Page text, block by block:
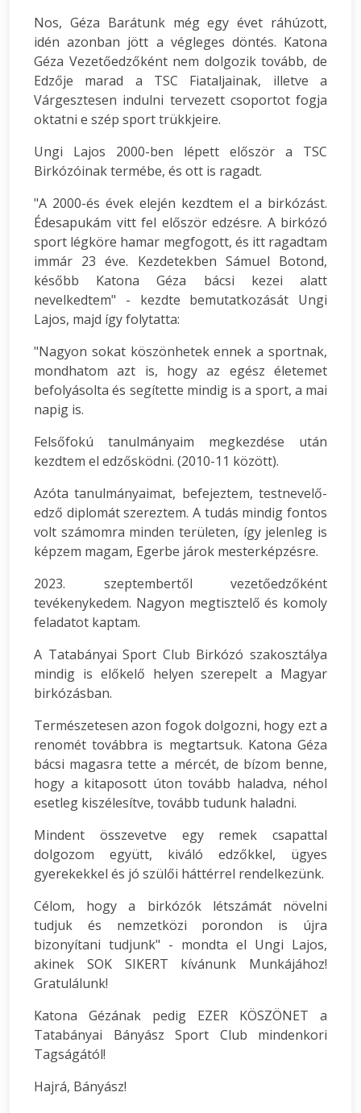
Nos, Géza Barátunk még egy évet ráhúzott,
idén azonban jött a végleges döntés. Katona
Géza Vezetőedzőként nem dolgozik tovább, de
Edzője marad a TSC Fiataljainak, illetve a
Várgesztesen indulni tervezett csoportot fogja
oktatni e szép sport trükkjeire.
Ungi Lajos 2000-ben lépett először a TSC
Birkózóinak termébe, és ott is ragadt.
"A 2000-és évek elején kezdtem el a birkózást.
Édesapukám vitt fel először edzésre. A birkózó
sport légköre hamar megfogott, és itt ragadtam
immár 23 éve. Kezdetekben Sámuel Botond,
később Katona Géza bácsi kezei alatt
nevelkedtem" - kezdte bemutatkozását Ungi
Lajos, majd így folytatta:
"Nagyon sokat köszönhetek ennek a sportnak,
mondhatom azt is, hogy az egész életemet
befolyásolta és segítette mindig is a sport, a mai
napig is.
Felsőfokú tanulmányaim megkezdése után
kezdtem el edzősködni. (2010-11 között).
Azóta tanulmányaimat, befejeztem, testnevelő-
edző diplomát szereztem. A tudás mindig fontos
volt számomra minden területen, így jelenleg is
képzem magam, Egerbe járok mesterképzésre.
2023. szeptembertől vezetőedzőként
tevékenykedem. Nagyon megtisztelő és komoly
feladatot kaptam.
A Tatabányai Sport Club Birkózó szakosztálya
mindig is előkelő helyen szerepelt a Magyar
birkózásban.
Természetesen azon fogok dolgozni, hogy ezt a
renomét továbbra is megtartsuk. Katona Géza
bácsi magasra tette a mércét, de bízom benne,
hogy a kitaposott úton tovább haladva, néhol
esetleg kiszélesítve, tovább tudunk haladni.
Mindent összevetve egy remek csapattal
dolgozom együtt, kiváló edzőkkel, ügyes
gyerekekkel és jó szülői háttérrel rendelkezünk.
Célom, hogy a birkózók létszámát növelni
tudjuk és nemzetközi porondon is újra
bizonyítani tudjunk" - mondta el Ungi Lajos,
akinek SOK SIKERT kívánunk Munkájához!
Gratulálunk!
Katona Gézának pedig EZER KÖSZÖNET a
Tatabányai Bányász Sport Club mindenkori
Tagságától!
Hajrá, Bányász!